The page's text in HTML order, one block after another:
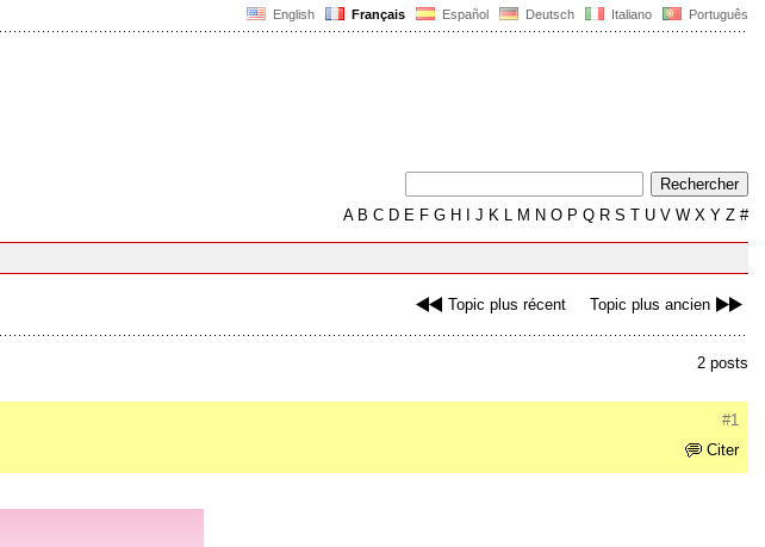
English Français Español Deutsch Italiano Português
AB C D E F G H J K L M N O P Q R S T U V W X Y Z #
Topic plus récent Topic plus ancien
2 posts
#1
Citer